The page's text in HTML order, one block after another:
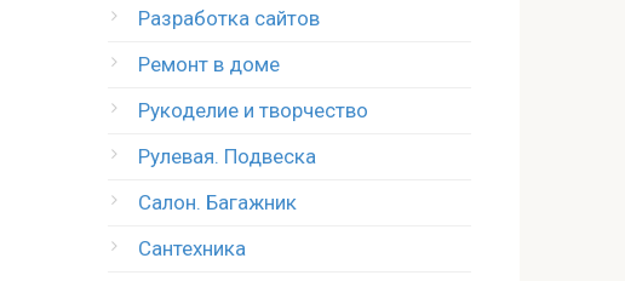
Разработка сайтов
Ремонт в доме
Рукоделие и творчество
Рулевая. Подвеска
Салон. Багажник
Сантехника